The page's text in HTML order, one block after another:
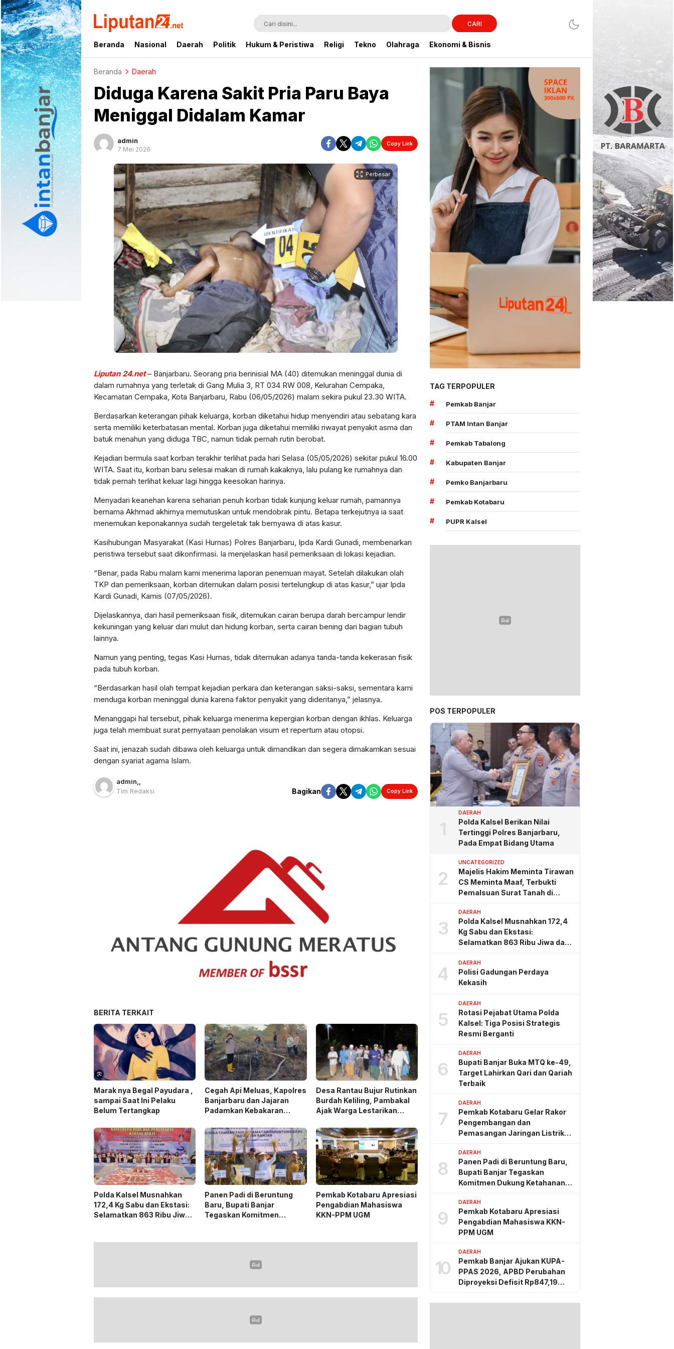
liputan24.net
CARI
Beranda Nasional Daerah Politik Hukum & Peristiwa Religi Tekno Olahraga Ekonomi & Bisnis
Beranda Daerah
Diduga Karena Sakit Pria Paru Baya
Meniggal Didalam Kamar
admin
7 Mei 2026
Copy Link
Perbesar
Liputan 24.net– Banjarbaru. Seorang pria berinisial MA (40) ditemukan meninggal dunia di
dalam rumahnya yang terletak di Gang Mulia 3, RT 034 RW 008, Kelurahan Cempaka,
Kecamatan Cempaka, Kota Banjarbaru, Rabu (06/05/2026) malam sekira pukul 23.30 WITA.
Berdasarkan keterangan pihak keluarga, korban diketahui hidup menyendiri atau sebatang kara
serta memiliki keterbatasan mental. Korban juga diketahui memiliki riwayat penyakit asma dan
batuk menahun yang diduga TBC, namun tidak pernah rutin berobat.
Kejadian bermula saat korban terakhir terlihat pada hari Selasa (05/05/2026) sekitar pukul 16.00
WITA. Saat itu, korban baru selesai makan di rumah kakaknya, lalu pulang ke rumahnya dan
tidak pernah terlihat keluar lagi hingga keesokan harinya.
Menyadari keanehan karena seharian penuh korban tidak kunjung keluar rumah, pamannya
bernama Akhmad akhirnya memutuskan untuk mendobrak pintu. Betapa terkejutnya ia saat
menemukan keponakannya sudah tergeletak tak bernyawa di atas kasur.
Kasihubungan Masyarakat (Kasi Humas) Polres Banjarbaru, Ipda Kardi Gunadi, membenarkan
peristiwa tersebut saat dikonfirmasi. Ia menjelaskan hasil pemeriksaan di lokasi kejadian.
“Benar, pada Rabu malam kami menerima laporan penemuan mayat. Setelah dilakukan olah
TKP dan pemeriksaan, korban ditemukan dalam posisi tertelungkup di atas kasur,” ujar Ipda
Kardi Gunadi, Kamis (07/05/2026).
Dijelaskannya, dari hasil pemeriksaan fisik, ditemukan cairan berupa darah bercampur lendir
kekuningan yang keluar dari mulut dan hidung korban, serta cairan bening dari bagian tubuh
lainnya.
Namun yang penting, tegas Kasi Humas, tidak ditemukan adanya tanda-tanda kekerasan fisik
pada tubuh korban.
“Berdasarkan hasil olah tempat kejadian perkara dan keterangan saksi-saksi, sementara kami
menduga korban meninggal dunia karena faktor penyakit yang dideritanya,” jelasnya.
Menanggapi hal tersebut, pihak keluarga menerima kepergian korban dengan ikhlas. Keluarga
juga telah membuat surat pernyataan penolakan visum et repertum atau otopsi.
Saat ini, jenazah sudah dibawa oleh keluarga untuk dimandikan dan segera dimakamkan sesuai
dengan syariat agama Islam.
admin
Tim Redaksi
Bagikan Copy Link
BERITA TERKAIT
Marak nya Begal Payudara ,
sampai Saat Ini Pelaku
Belum Tertangkap
Cegah Api Meluas, Kapolres
Banjarbaru dan Jajaran
Padamkan Kebakaran
Desa Rantau Bujur Rutinkan
Burdah Keliling, Pambakal
Ajak Warga Lestarikan
Polda Kalsel Musnahkan
172,4 Kg Sabu dan Ekstasi:
Selamatkan 863 Ribu Jiwa
Panen Padi di Beruntung
Baru, Bupati Banjar
Tegaskan Komitmen
Pemkab Kotabaru Apresiasi
Pengabdian Mahasiswa
KKN-PPM UGM
TAG TERPOPULER
#
Pemkab Banjar
# PTAM Intan Banjar
# Pemkab Tabalong
# Kabupaten Banjar
# Pemko Banjarbaru
# Pemkab Kotabaru
# PUPR Kalsel
POS TERPOPULER
1
DAERAH
Polda Kalsel Berikan Nilai
Tertinggi Polres Banjarbaru,
Pada Empat Bidang Utama
2
UNCATEGORIZED
Majelis Hakim Meminta Tirawan
CS Meminta Maaf, Terbukti
Pemalsuan Surat Tanah di
3
DAERAH
Polda Kalsel Musnahkan 172,4
Kg Sabu dan Ekstasi:
Selamatkan 863 Ribu Jiwa dan
Triliun
4
DAERAH
Polisi Gadungan Perdaya
Kekasih
5
DAERAH
Rotasi Pejabat Utama Polda
Kalsel: Tiga Posisi Strategis
Resmi Berganti
6
DAERAH
Bupati Banjar Buka MTQ ke-49,
Target Lahirkan Qari dan Qariah
Terbaik
7
DAERAH
Pemkab Kotabaru Gelar Rakor
Pengembangan dan
Pemasangan Jaringan Listrik
8
DAERAH
Panen Padi di Beruntung Baru,
Bupati Banjar Tegaskan
Komitmen Dukung Ketahanan
9
DAERAH
Pemkab Kotabaru Apresiasi
Pengabdian Mahasiswa KKN-
PPM UGM
10
DAERAH
Pemkab Banjar Ajukan KUPA-
PPAS 2026, APBD Perubahan
Diproyeksi Defisit Rp847,19